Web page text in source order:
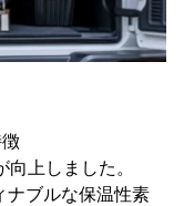
上しました。
ナブルな保温性素